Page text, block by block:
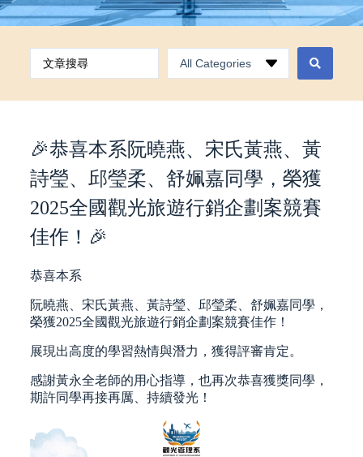
🎉恭喜本系阮曉燕、宋氏黃燕、黃
詩瑩、邱瑩柔、舒姵嘉同學，榮獲
2025全國觀光旅遊行銷企劃案競賽
佳作！🎉
恭喜本系
阮曉燕、宋氏黃燕、黃詩瑩、邱瑩柔、舒姵嘉同學，
榮獲2025全國觀光旅遊行銷企劃案競賽佳作！
展現出高度的學習熱情與潛力，獲得評審肯定。
感謝黃永全老師的用心指導，也再次恭喜獲獎同學，
期許同學再接再厲、持續發光！